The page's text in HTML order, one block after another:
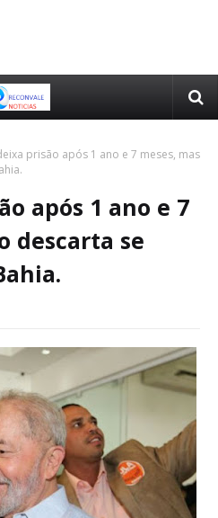
prisão após 1 ano e 7 meses, mas
após 1 ano e 7
descarta se